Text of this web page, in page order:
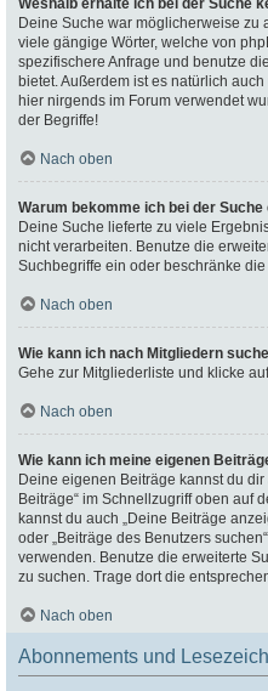
Weshalb erhalte ich bei der Suche
Deine Suche war möglicherweise
viele gängige Wörter, welche von
spezifischere Anfrage und benutze
bietet. Außerdem ist es natürlich
hier nirgends im Forum verwendet
der Begriffe!
Nach oben
Warum bekomme ich bei der Suche
Deine Suche lieferte zu viele
nicht verarbeiten. Benutze die
Suchbegriffe ein oder beschränke
Nach oben
Wie kann ich nach Mitgliedern
Gehe zur Mitgliederliste und klicke
Nach oben
Wie kann ich meine eigenen
Deine eigenen Beiträge kannst du
Beiträge“ im Schnellzugriff oben auf
kannst du auch „Deine Beiträge
oder „Beiträge des Benutzers
verwenden. Benutze die erweiterte
zu suchen. Trage dort die
Nach oben
Abonnements und